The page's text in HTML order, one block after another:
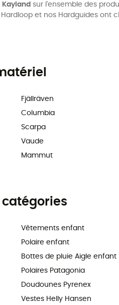
sur l'ensemble des
et nos Hardguides ont
Fjällräven
Columbia
Scarpa
Vaude
Mammut
Vêtements enfant
Polaire enfant
Bottes de pluie Aigle enfant
Polaires Patagonia
Doudounes Pyrenex
Vestes Helly Hansen